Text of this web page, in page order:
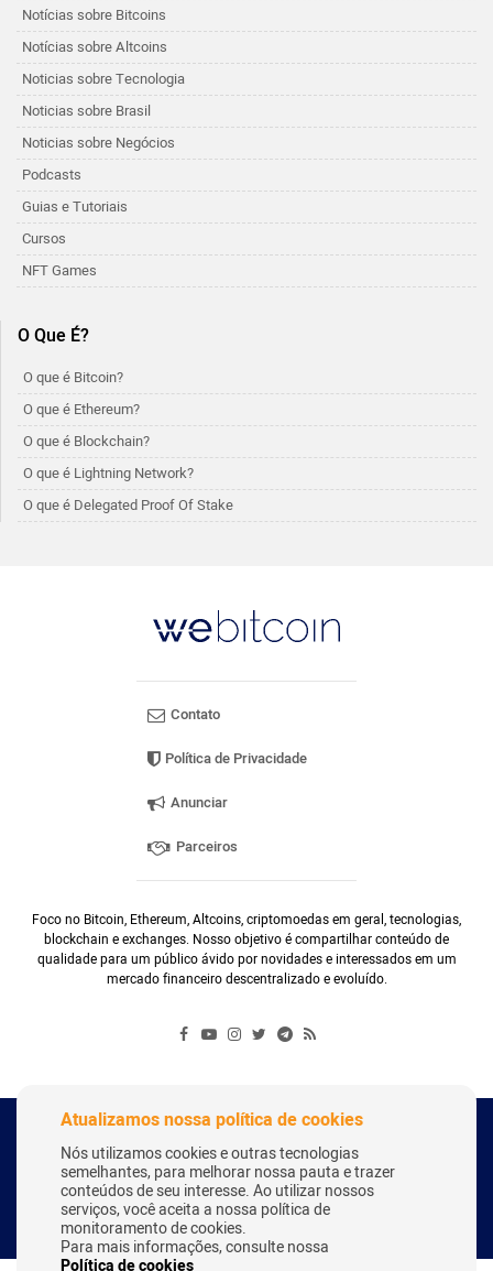
Notícias sobre Bitcoins
Notícias sobre Altcoins
Noticias sobre Tecnologia
Noticias sobre Brasil
Noticias sobre Negócios
Podcasts
Guias e Tutoriais
Cursos
NFT Games
O Que É?
O que é Bitcoin?
O que é Ethereum?
O que é Blockchain?
O que é Lightning Network?
O que é Delegated Proof Of Stake
Contato
Política de Privacidade
Anunciar
Parceiros
Foco no Bitcoin, Ethereum, Altcoins, criptomoedas em geral, tecnologias,
blockchain e exchanges. Nosso objetivo é compartilhar conteúdo de
qualidade para um público ávido por novidades e interessados em um
mercado financeiro descentralizado e evoluído.
Copyright Webitcoin 2018 - Todos os Direitos Reservados
Desenvolvido por: Herick Correa
Atualizamos nossa política de cookies
Nós utilizamos cookies e outras tecnologias
semelhantes, para melhorar nossa pauta e trazer
conteúdos de seu interesse. Ao utilizar nossos
serviços, você aceita a nossa política de
monitoramento de cookies.
Para mais informações, consulte nossa
Política de cookies